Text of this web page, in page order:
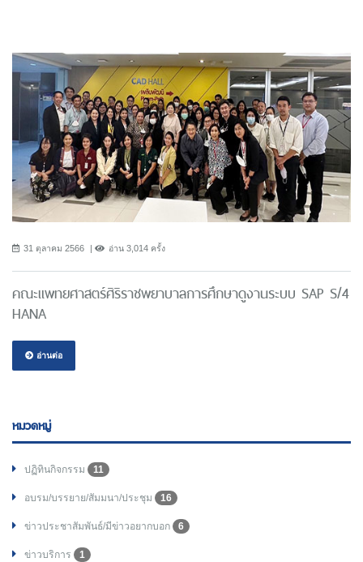
31 ตุลาคม 2566 อ่าน 3,014 ครั้ง
คณะแพทยศาสตร์ศิริราชพยาบาลการศึกษาดูงานระบบ SAP S/4
HANA
อ่านต่อ
หมวดหมู่
ปฏิทินกิจกรรม 11
อบรม/บรรยาย/สัมมนา/ประชุม 16
ข่าวประชาสัมพันธ์/มีข่าวอยากบอก 6
ข่าวบริการ 1